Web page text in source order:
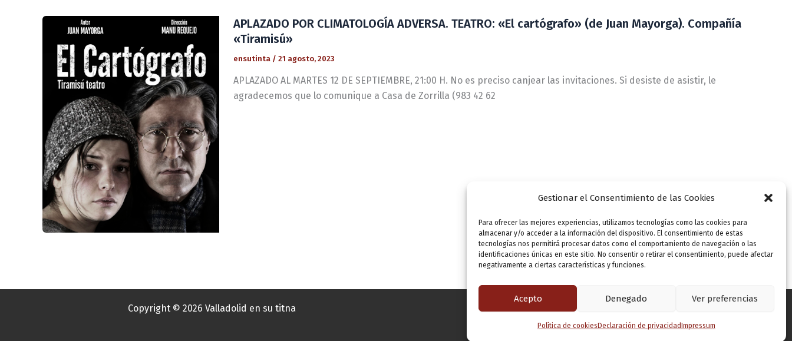
Gestionar el Consentimiento de las Cookies
Para ofrecer las mejores experiencias, utilizamos tecnologías como las cookies para
almacenar y/o acceder a la información del dispositivo. El consentimiento de estas
tecnologías nos permitirá procesar datos como el comportamiento de navegación o las
identificaciones únicas en este sitio. No consentir o retirar el consentimiento, puede afectar
negativamente a ciertas características y funciones.
Acepto Denegado Ver preferencias
Política de cookies Declaración de privacidad Impressum
APLAZADO POR CLIMATOLOGÍA ADVERSA. TEATRO: «El cartógrafo» (de Juan Mayorga). Compañía
«Tiramisú»
ensutinta / 21 agosto, 2023
APLAZADO AL MARTES 12 DE SEPTIEMBRE, 21:00 H. No es preciso canjear las invitaciones. Si desiste de asistir, le
agradecemos que lo comunique a Casa de Zorrilla (983 42 62
Copyright © 2026 Valladolid en su titna